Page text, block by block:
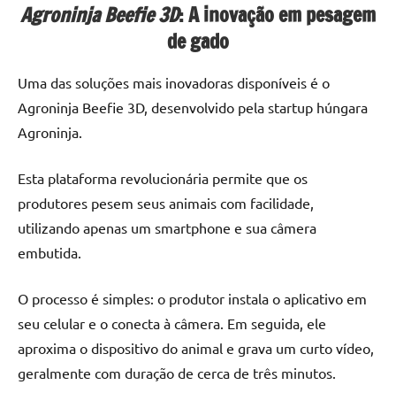
Agroninja Beefie 3D: A inovação em pesagem
de gado
Uma das soluções mais inovadoras disponíveis é o
Agroninja Beefie 3D, desenvolvido pela startup húngara
Agroninja.
Esta plataforma revolucionária permite que os
produtores pesem seus animais com facilidade,
utilizando apenas um smartphone e sua câmera
embutida.
O processo é simples: o produtor instala o aplicativo em
seu celular e o conecta à câmera. Em seguida, ele
aproxima o dispositivo do animal e grava um curto vídeo,
geralmente com duração de cerca de três minutos.